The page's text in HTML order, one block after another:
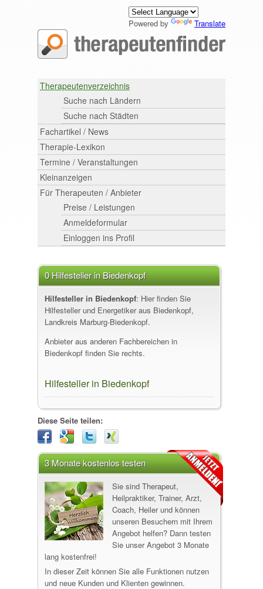
Powered by Translate
Therapeutenverzeichnis
Suche nach Ländern
Suche nach Städten
Fachartikel / News
Therapie-Lexikon
Termine / Veranstaltungen
Kleinanzeigen
Für Therapeuten / Anbieter
Preise / Leistungen
Anmeldeformular
Einloggen ins Profil
0 Hilfesteller in Biedenkopf
Hilfesteller in Biedenkopf: Hier finden Sie
Hilfesteller und Energetiker aus Biedenkopf,
Landkreis Marburg-Biedenkopf.
Anbieter aus anderen Fachbereichen in
Biedenkopf finden Sie rechts.
Hilfesteller in Biedenkopf
Diese Seite teilen:
3 Monate kostenlos testen
Sie sind Therapeut,
Heilpraktiker, Trainer, Arzt,
Coach, Heiler und können
unseren Besuchern mit Ihrem
Angebot helfen? Dann testen
Sie unser Angebot 3 Monate
lang kostenfrei!
In dieser Zeit können Sie alle Funktionen nutzen
und neue Kunden und Klienten gewinnen.